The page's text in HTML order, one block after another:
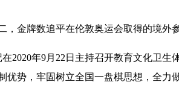
金牌数追平在伦敦奥运会取得的境外参
年9月22日主持召开教育文化卫生
势，牢固树立全国一盘棋思想，全力